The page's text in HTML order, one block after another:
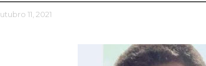
11, 2021